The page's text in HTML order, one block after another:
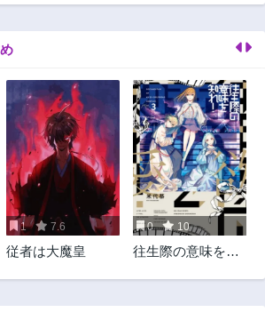
1 7.6
従者は大魔皇
0 10
往生際の意味を知